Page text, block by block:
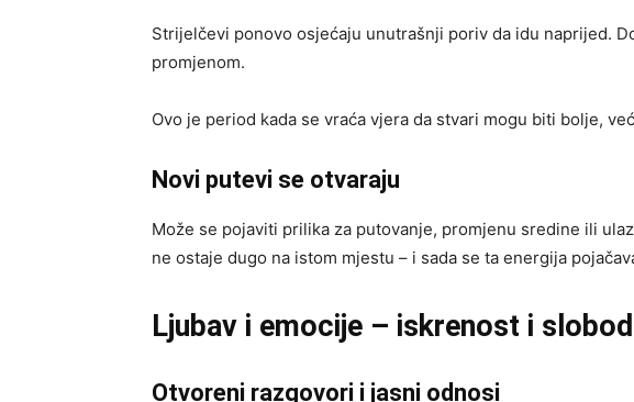
Strijelčevi ponovo osjećaju unutrašnji poriv da idu naprijed.
promjenom.
Ovo je period kada se vraća vjera da stvari mogu biti bolje,
Novi putevi se otvaraju
Može se pojaviti prilika za putovanje, promjenu sredine ili
ne ostaje dugo na istom mjestu – i sada se ta energija
Ljubav i emocije – iskrenost i
Otvoreni razgovori i jasni odnosi